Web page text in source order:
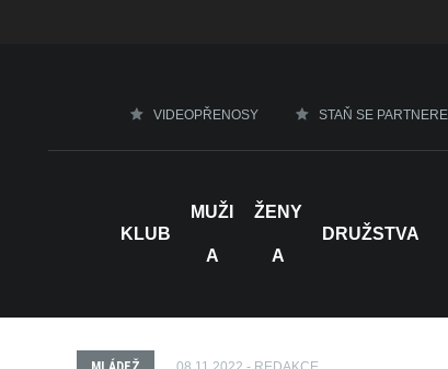
VIDEOPŘENOSY STAŇ SE
KLUB
MUŽI
A
ŽENY
A
DRUŽSTVA